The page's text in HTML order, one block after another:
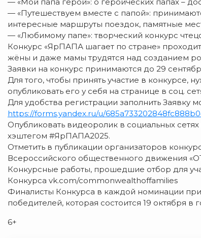
— «Путешествуем вместе с папой»:
интересные маршруты поездок, памятные
— «Любимому папе»: творческий конкурс
Конкурс «ЯрПАПА шагает по стране»
жёны и даже мамы трудятся над созданием
Заявки на конкурс принимаются до 29
Для того, чтобы принять участие в конкурсе,
опубликовать его у себя на странице в соц.
Для удобства регистрации заполнить Заявку
https://forms.yandex.ru/u/
Опубликовать видеоролик в социальных
хэштегом #ЯрПАПА2025.
Отметить в публикации организаторов
Всероссийского общественного движения
Конкурсные работы, прошедшие отбор для
Конкурса vk.com/commonwealthoffamilies
Финалисты Конкурса в каждой номинации
победителей, которая состоится 19 октября в
6+